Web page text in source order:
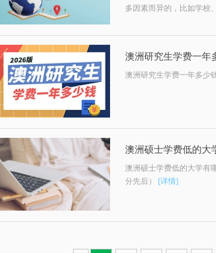
多因素而异的，比如学校
澳洲研究生学费一年
澳洲研究生学费一年多少
澳洲硕士学费低的大
澳洲硕士学费低的大学有
分先后） [详情]